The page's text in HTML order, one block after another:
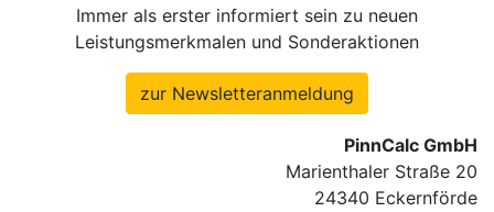
Immer als erster informiert sein zu neuen
Leistungsmerkmalen und Sonderaktionen
zur Newsletteranmeldung
PinnCalc GmbH
Marienthaler Straße 20
24340 Eckernförde